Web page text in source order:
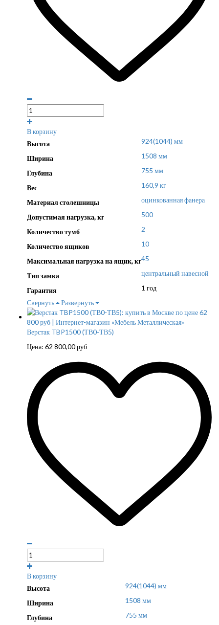
В корзину
Высота
924(1044) мм
Ширина 1508 мм
Глубина 755 мм
Вес 160,9 кг
Материал столешницы оцинкованная фанера
Допустимая нагрузка, кг 500
Количество тумб 2
Количество ящиков 10
Максимальная нагрузка на ящик, кг45
Тип замка центральный навесной
Гарантия
1 год
Свернуть
Развернуть
Верстак TBP1500 (ТВ0-ТВ5)
Цена: 62 800,00руб
В корзину
Высота
924(1044) мм
Ширина 1508 мм
Глубина 755 мм